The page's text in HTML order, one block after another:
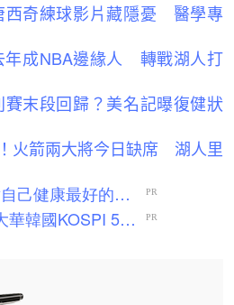
西奇練球影片藏隱憂 醫學專
年成NBA邊緣人 轉戰湖人打
末段回歸？美名記曝復健狀
火箭兩大將今日缺席 湖人里